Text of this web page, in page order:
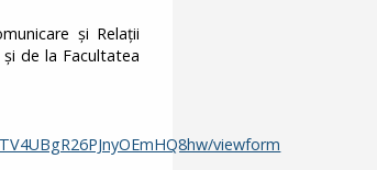
și Relații
de la Facultatea
viewform